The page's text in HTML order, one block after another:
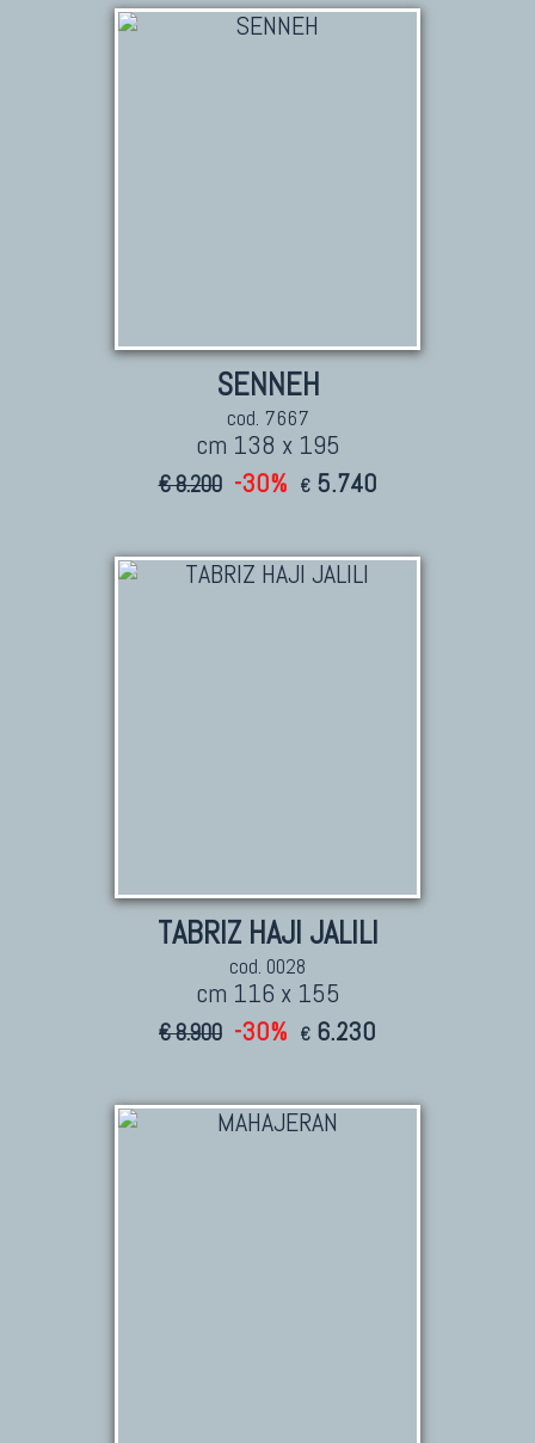
Kilim Nuovi
TAPPETI PER ARREDAMENTO
Tappeti Turchi Vecchi E Nuovi
Tappeti Turcomanni Vecchi E Nuovi
Tappeti Ghazni
SENNEH
cod. 7667
cm 138 x 195
€ 8.200 -30% € 5.740
TABRIZ HAJI JALILI
cod. 0028
cm 116 x 155
€ 8.900 -30% € 6.230